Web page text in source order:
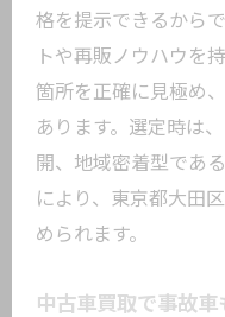
格を提示できるから
トや再販ノウハウを
箇所を正確に見極め
あります。選定時は
開、地域密着型であ
により、東京都大田
められます。
中古車買取で事故